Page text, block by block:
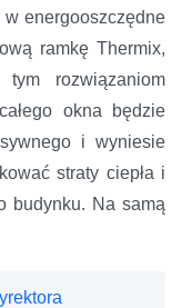
energooszczędne
ramkę Thermix,
rozwiązaniom
okna będzie
i wyniesie
straty ciepła i
budynku. Na samą